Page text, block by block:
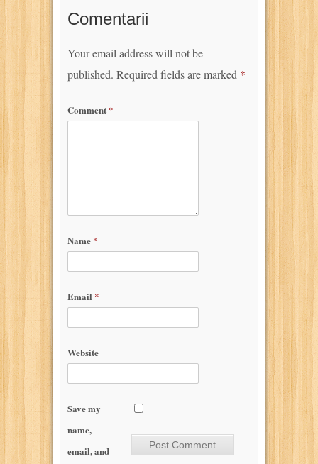
Comentarii
Your email address will not be
published. Required fields are marked *
Comment *
Name *
Email *
Website
Save my
name,
email, and